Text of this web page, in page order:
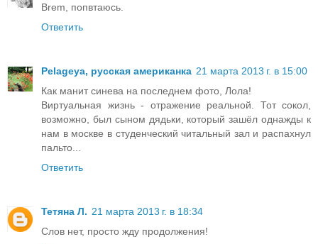
Brem, попвтаюсь.
Ответить
Pelageya, русская американка 21 марта 2013 г. в 15:00
Как манит синева на последнем фото, Лола!
Виртуальная жизнь - отражение реальной. Тот сокол,
возможно, был сыном дядьки, который зашёл однажды к
нам в москве в студенческий читальный зал и распахнул
пальто...
Ответить
Тетяна Л. 21 марта 2013 г. в 18:34
Слов нет, просто жду продолжения!